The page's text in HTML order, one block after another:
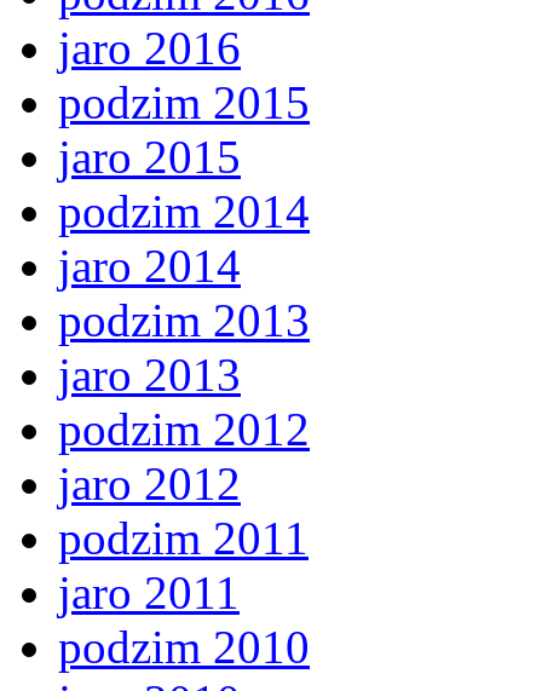
jaro 2016
podzim 2015
jaro 2015
podzim 2014
jaro 2014
podzim 2013
jaro 2013
podzim 2012
jaro 2012
podzim 2011
jaro 2011
podzim 2010